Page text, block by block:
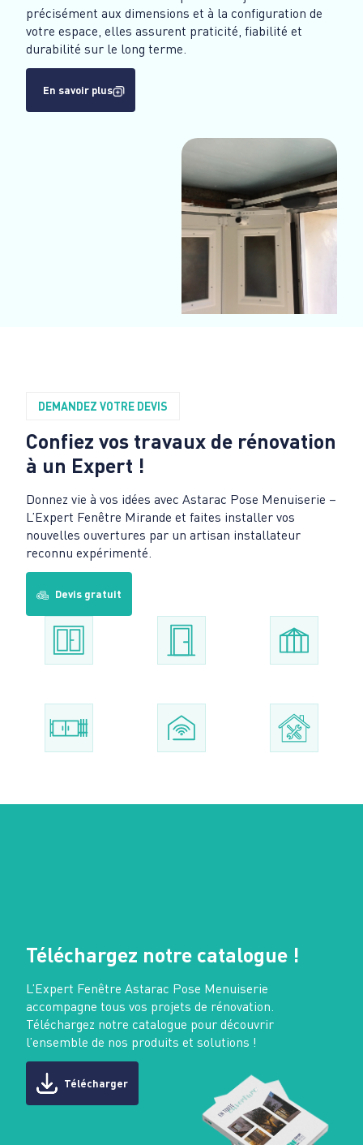
précisément aux dimensions et à la configuration de
votre espace, elles assurent praticité, fiabilité et
durabilité sur le long terme.
En savoir plus
DEMANDEZ VOTRE DEVIS
Confiez vos travaux de rénovation
à un Expert !
Donnez vie à vos idées avec Astarac Pose Menuiserie –
L’Expert Fenêtre Mirande et faites installer vos
nouvelles ouvertures par un artisan installateur
reconnu expérimenté.
Devis gratuit
Téléchargez notre catalogue !
L’Expert Fenêtre Astarac Pose Menuiserie
accompagne tous vos projets de rénovation.
Téléchargez notre catalogue pour découvrir
l’ensemble de nos produits et solutions !
Télécharger